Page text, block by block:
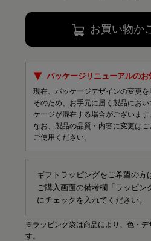
お買い物か
パッケージリニューアルのお
現在、パッケージデザインの変更を
そのため、お手元に届く製品にお
ケージが混在する場合がございます
なお、製品の品質・内容に変更は
ご使用ください。
ギフトラッピングをご希望の方
ご購入画面の備考欄「ラッピン
にチェックを入れてください。
※ラッピング袋は商品により、色・デ
す。